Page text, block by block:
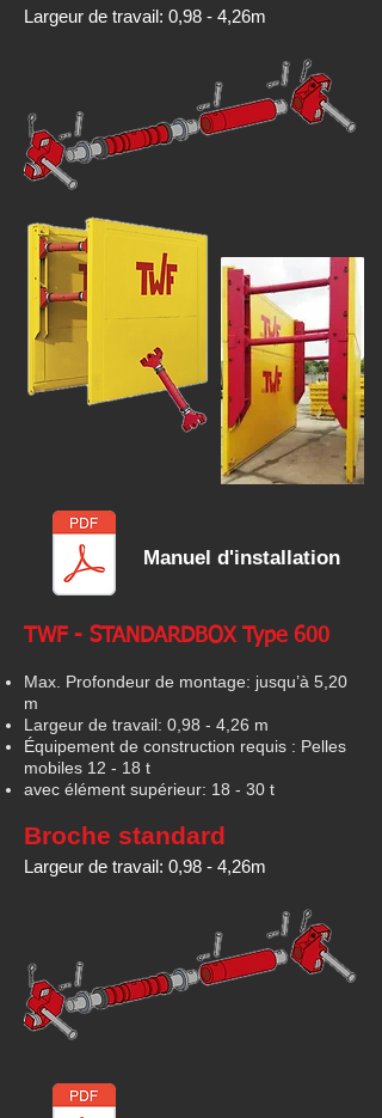
Largeur de travail: 0,98 - 4,26m
Manuel d'installation
TWF - STANDARDBOX Type 600
Max. Profondeur de montage: jusqu’à 5,20
m
Largeur de travail: 0,98 - 4,26 m
Équipement de construction requis : Pelles
mobiles 12 - 18 t
avec élément supérieur: 18 - 30 t
Broche standard
Largeur de travail: 0,98 - 4,26m